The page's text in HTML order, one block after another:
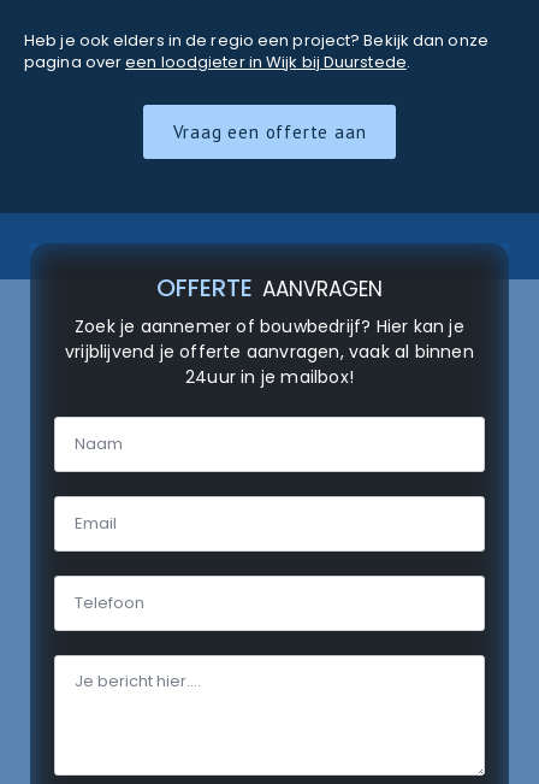
Heb je ook elders in de regio een project? Bekijk dan onze
pagina overeen loodgieter in Wijk bij Duurstede.
Vraag een offerte aan
OFFERTE AANVRAGEN
Zoek je aannemer of bouwbedrijf? Hier kan je
vrijblijvend je offerte aanvragen, vaak al binnen
24uur in je mailbox!